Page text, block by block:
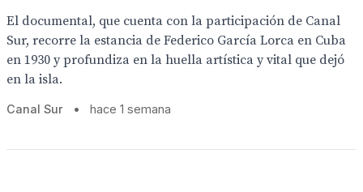
El documental, que cuenta con la participación de Canal
Sur, recorre la estancia de Federico García Lorca en Cuba
en 1930 y profundiza en la huella artística y vital que dejó
en la isla.
Canal Sur • hace 1 semana